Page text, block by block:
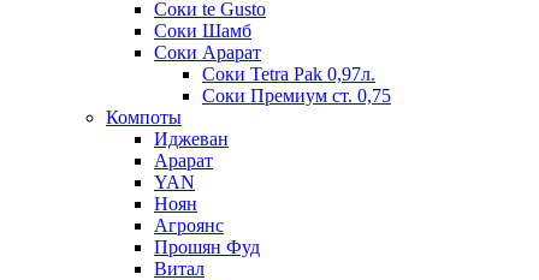
Соки te Gusto
Соки Шамб
Соки Арарат
Соки Tetra Pak 0,97л.
Соки Премиум ст. 0,75
Компоты
Иджеван
Арарат
YAN
Ноян
Агроянс
Прошян Фуд
Витал